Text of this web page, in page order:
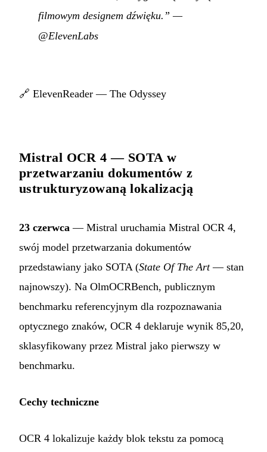
filmowym designem dźwięku.” —
@ElevenLabs
🔗 ElevenReader — The Odyssey
Mistral OCR 4 — SOTA w
przetwarzaniu dokumentów z
ustrukturyzowaną lokalizacją
23 czerwca — Mistral uruchamia Mistral OCR 4,
swój model przetwarzania dokumentów
przedstawiany jako SOTA (State Of The Art— stan
najnowszy). Na OlmOCRBench, publicznym
benchmarku referencyjnym dla rozpoznawania
optycznego znaków, OCR 4 deklaruje wynik 85,20,
sklasyfikowany przez Mistral jako pierwszy w
benchmarku.
Cechy techniczne
OCR 4 lokalizuje każdy blok tekstu za pomocą